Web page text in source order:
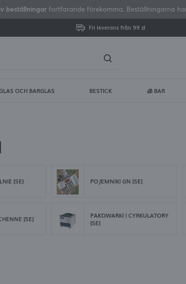
beställningarfortfarande förekomma. Beställningarna
Fri leverans från 99 zł
visa
ingen
OCH BARGLAS BESTICK 🧊 BAR
[SE] POJEMNIKI GN [SE]
[SE]
PAKOWARKI I CYRKULATORY
[SE]